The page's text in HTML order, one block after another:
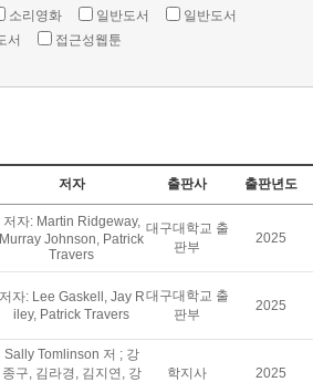
소리영화 일반도서
일반도서
서 접근성웹툰
저자 출판사 출판년도
저자: Martin Ridgeway,
Murray Johnson, Patrick
Travers
대구대학교 출
판부
2025
저자: Lee Gaskell, Jay R
iley, Patrick Travers
대구대학교 출
판부
2025
Sally Tomlinson 저 ; 강
종구, 김라경, 김지연, 강
학지사 2025